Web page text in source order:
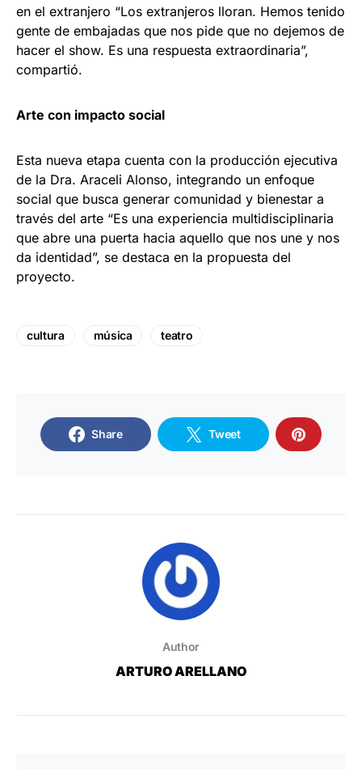
en el extranjero “Los extranjeros lloran. Hemos tenido
gente de embajadas que nos pide que no dejemos de
hacer el show. Es una respuesta extraordinaria”,
compartió.
Arte con impacto social
Esta nueva etapa cuenta con la producción ejecutiva
de la Dra. Araceli Alonso, integrando un enfoque
social que busca generar comunidad y bienestar a
través del arte “Es una experiencia multidisciplinaria
que abre una puerta hacia aquello que nos une y nos
da identidad”, se destaca en la propuesta del
proyecto.
cultura música teatro
Share Tweet
Author
ARTURO ARELLANO